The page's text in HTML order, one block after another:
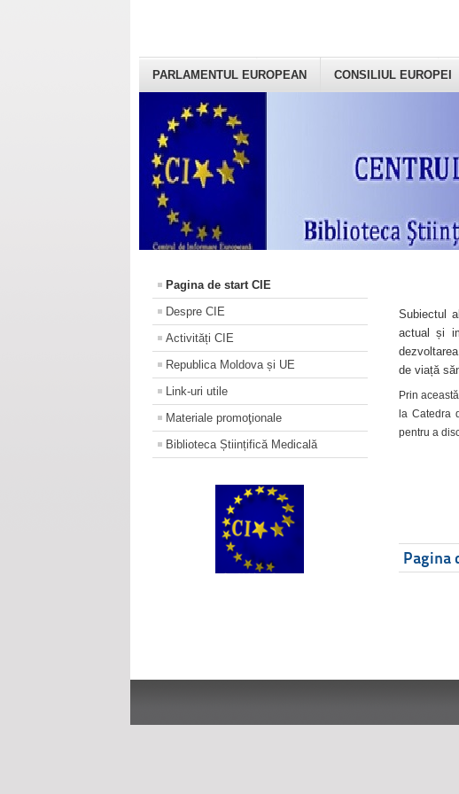
PARLAMENTUL EUROPEAN CONSILIUL EUROPEI
Pagina de start CIE
Despre CIE
Activități CIE
Republica Moldova și UE
Link-uri utile
Materiale promoţionale
Biblioteca Științifică Medicală
Subiectul
actual și
de viață
Prin
la Catedra
pentru a
Pagina